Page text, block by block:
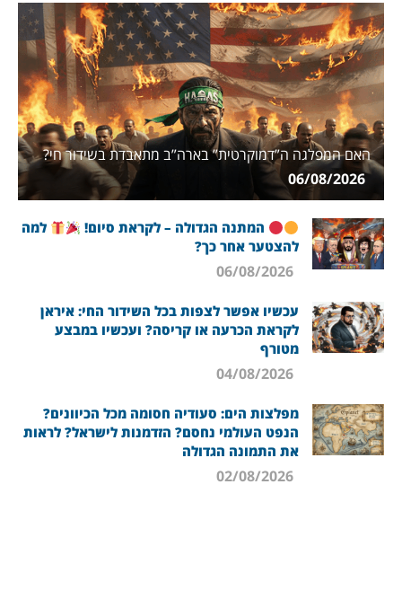
האם המפלגה ה”דמוקרטית” בארה”ב מתאבדת בשידור חי?
06/08/2026
המתנה הגדולה – לקראת סיום!
למה
להצטער אחר כך?
עכשיו אפשר לצפות בכל השידור החי: איראן
לקראת הכרעה או קריסה? ועכשיו במבצע
מטורף
מפלצות הים: סעודיה חסומה מכל הכיוונים?
הנפט העולמי נחסם? הזדמנות לישראל? לראות
את התמונה הגדולה